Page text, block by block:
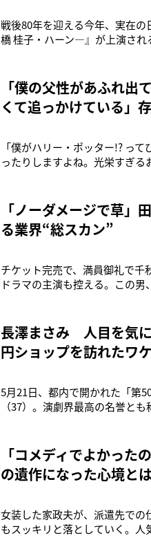
戦後80年を迎える今年、実在
橋 桂子・ハーン―』が上演され
なタイミングだった」と振り
というものを子ども
「僕の父性があふれ出
くて追っかけている」
「僕がハリー・ポッター!? っ
ったりしますよね。光栄すぎ
語った。「世界中にファンが
認めてもらえるように演じたい
「ノーダメージで草
る業界“総スカン”
チケット完売で、満員御礼で千
ドラマの主演も控える。この男
れる出演者勢揃いの写真が投
したが、このようなオフショ
長澤まさみ 人目を気
円ショップを訪れたワケ
5月21日、都内で開かれた「第
（37）。演劇界最高の名誉と
長澤は現在、森山未來（40）
ていた5月中旬のある日、舞台を
「コメディでよかっ
の遺作になった心境と
女装した家政夫が、派遣先で
もスッキリと落としていく。人